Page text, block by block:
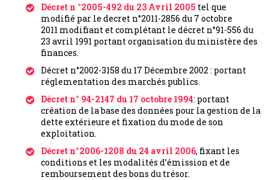
Décret n °2005-492 du 23 Avril 2005 tel que
modifié par le decret n°2011-2856 du 7 octobre
2011 modifiant et complétant le décret n°91-556 du
23 avril 1991 portant organisation du ministère des
finances.
Décret n°2002-3158 du 17 Décembre 2002 : portant
réglementation des marchés publics.
Décret n° 94-2147 du 17 octobre 1994: portant
création de la base des données pour la gestion de la
dette extérieure et fixation du mode de son
exploitation.
Décret n°2006-1208 du 24 avril 2006, fixant les
conditions et les modalités d’émission et de
remboursement des bons du trésor.